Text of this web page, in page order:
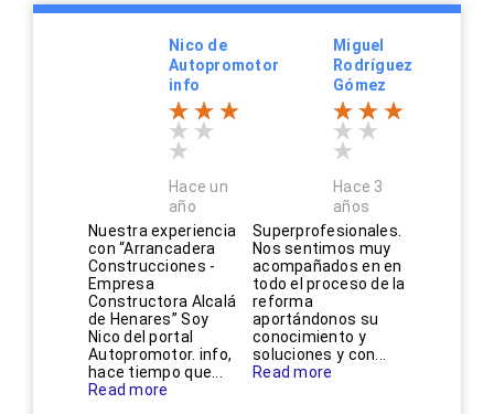
Nico de
Autopromotor
info
Hace un
año
Nuestra experiencia
con “Arrancadera
Construcciones -
Empresa
Constructora Alcalá
de Henares” Soy
Nico del portal
Autopromotor. info,
hace tiempo que...
Read more
Miguel
Rodríguez
Gómez
Hace 3
años
Superprofesionales.
Nos sentimos muy
acompañados en en
todo el proceso de la
reforma
aportándonos su
conocimiento y
soluciones y con...
Read more